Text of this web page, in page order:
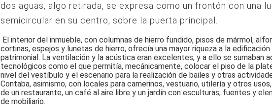
dos aguas, algo retirada, se expresa como un frontón con una
semicircular en su centro, sobre la puerta principal.
El interior del inmueble, con columnas de hierro fundido, pisos de mármol,
cortinas, espejos y lunetas de hierro, ofrecía una mayor riqueza a la edificación
patrimonial. La ventilación y la acústica eran excelentes, y a ello se sumaban
tecnológicos como el que permitía, mecánicamente, colocar el piso de la
nivel del vestíbulo y el escenario para la realización de bailes y otras
Contaba, asimismo, con locales para camerinos, vestuario, utilería y otros
de un restaurante, un café al aire libre y un jardín con esculturas, fuentes y
de mobiliario.